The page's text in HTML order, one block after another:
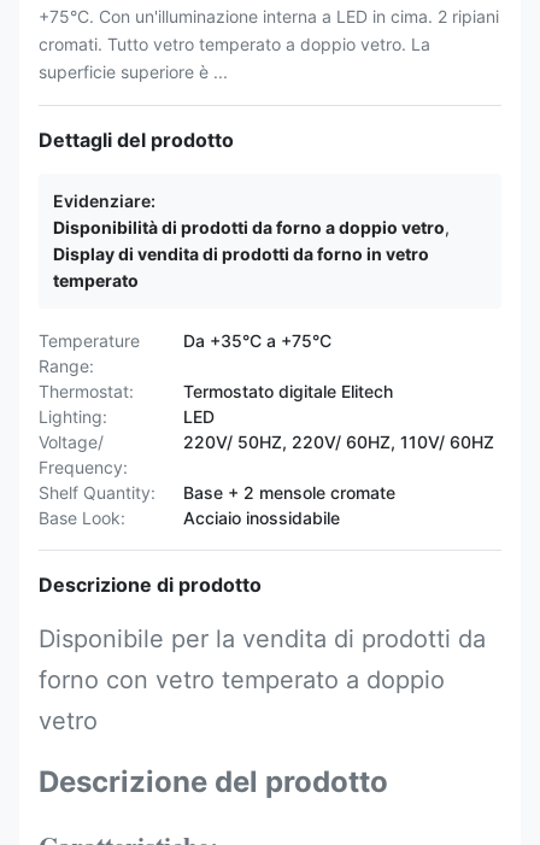
+75°C. Con un'illuminazione interna a LED in cima. 2 ripiani
cromati. Tutto vetro temperato a doppio vetro. La
superficie superiore è ...
Dettagli del prodotto
Evidenziare:
Disponibilità di prodotti da forno a doppio vetro,
Display di vendita di prodotti da forno in vetro
temperato
Temperature
Range:
Da +35°C a +75°C
Thermostat:
Termostato digitale Elitech
Lighting:
LED
Voltage/
Frequency:
220V/ 50HZ, 220V/ 60HZ, 110V/ 60HZ
Shelf Quantity:
Base + 2 mensole cromate
Base Look:
Acciaio inossidabile
Descrizione di prodotto
Disponibile per la vendita di prodotti da
forno con vetro temperato a doppio
vetro
Descrizione del prodotto